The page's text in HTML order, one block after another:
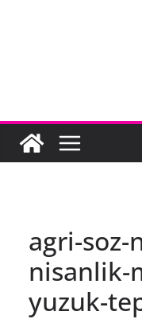
agri-soz-
nisanlik-
yuzuk-